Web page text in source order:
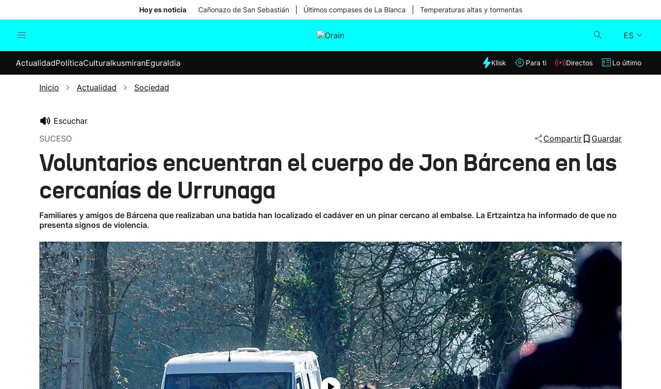
Hoy es noticia Cañonazo de San Sebastián Últimos compases de La Blanca Temperaturas altas y tormentas
ES
Internacional
Elecciones
Klisk
Lo último
ActualidadPolíticaCulturaIkusmiranEguraldia Klisk Para ti Directos Lo último
Inicio Actualidad Sociedad
Escuchar
SUCESO
Compartir Guardar
Voluntarios encuentran el cuerpo de Jon Bárcena en las
cercanías de Urrunaga
Familiares y amigos de Bárcena que realizaban una batida han localizado el cadáver en un pinar cercano al embalse. La Ertzaintza ha informado de que no
presenta signos de violencia.